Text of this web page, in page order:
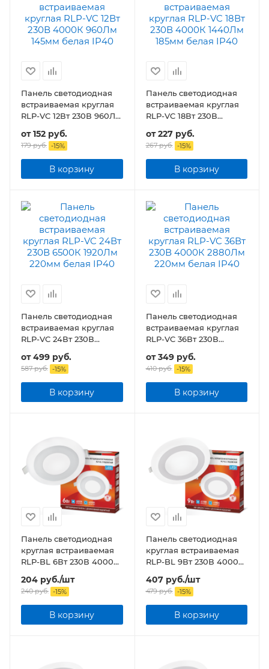
Панель светодиодная
встраиваемая круглая
RLP-VC 12Вт 230В 960Лм
от152 руб.
179 руб. -15%
В корзину
Панель светодиодная
встраиваемая круглая
RLP-VC 18Вт 230В
IP40
от227 руб.
267 руб. -15%
В корзину
Панель светодиодная
встраиваемая круглая
RLP-VC 24Вт 230В
IP40
от499 руб.
587 руб. -15%
В корзину
Панель светодиодная
встраиваемая круглая
RLP-VC 36Вт 230В
IP40
от349 руб.
410 руб. -15%
В корзину
Панель светодиодная
круглая встраиваемая
RLP-BL 6Вт 230В 4000К
350Лм 105мм с
подсветкой белая IP20
204 руб./шт
240руб. -15%
В корзину
Панель светодиодная
круглая встраиваемая
RLP-BL 9Вт 230В 4000К
540Лм 145мм с
подсветкой белая IP20
407руб./шт
479руб. -15%
В корзину